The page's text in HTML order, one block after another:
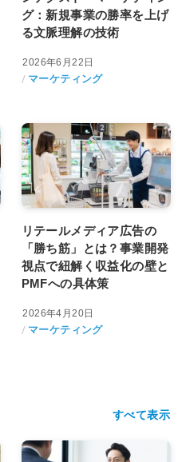
グ：新規事業の勝率を上げ
る文脈理解の技術
2026年6月22日
マーケティング
リテールメディア広告の
「勝ち筋」とは？事業開発
視点で紐解く収益化の壁と
PMFへの具体策
2026年4月20日
マーケティング
すべて表示